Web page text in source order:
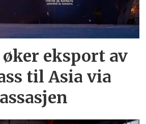
eksport av
til Asia via